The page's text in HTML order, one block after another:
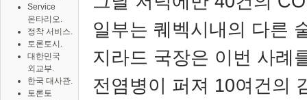
Service
온타리오.
정착 서비스.
토론토시.
대한민국
외교부.
한국 대사관.
토론토
일부는 퀘벡시내의 다른
지라드 국장은 이번 사례
전염병이 퍼져 10여건의